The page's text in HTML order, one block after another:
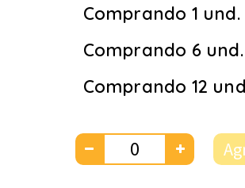
Comprando 1 und.
Comprando 6
Comprando 12